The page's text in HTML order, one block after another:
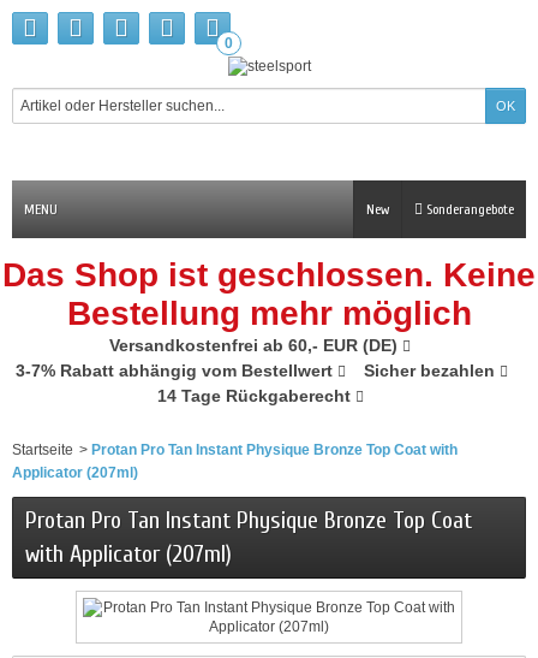
0
MENU Sonderangebote
New
Das Shop ist geschlossen. Keine
Bestellung mehr möglich
Versandkostenfrei ab 60,- EUR (DE)
3-7% Rabatt abhängig vom Bestellwert
Sicher bezahlen
14 Tage Rückgaberecht
Startseite > Protan Pro Tan Instant Physique Bronze Top Coat with
Applicator (207ml)
Protan Pro Tan Instant Physique Bronze Top Coat
with Applicator (207ml)